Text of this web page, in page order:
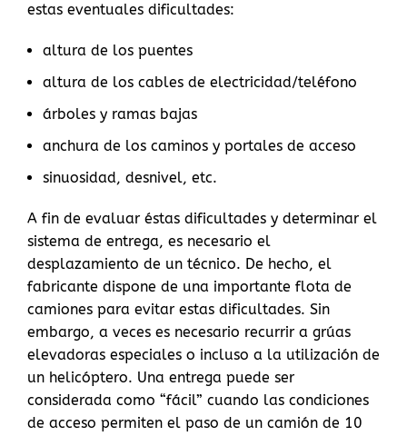
estas eventuales dificultades:
altura de los puentes
altura de los cables de electricidad/teléfono
árboles y ramas bajas
anchura de los caminos y portales de acceso
sinuosidad, desnivel, etc.
A fin de evaluar éstas dificultades y determinar el
sistema de entrega, es necesario el
desplazamiento de un técnico. De hecho, el
fabricante dispone de una importante flota de
camiones para evitar estas dificultades. Sin
embargo, a veces es necesario recurrir a grúas
elevadoras especiales o incluso a la utilización de
un helicóptero. Una entrega puede ser
considerada como “fácil” cuando las condiciones
de acceso permiten el paso de un camión de 10